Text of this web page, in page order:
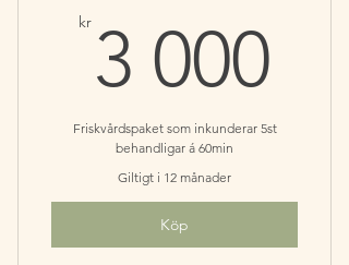
kr 3 000
Friskvårdspaket som inkunderar 5st
behandligar á 60min
Giltigt i 12 månader
Köp